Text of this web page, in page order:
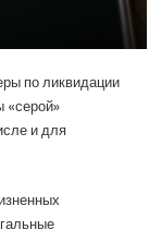
по ликвидации
«серой»
и для